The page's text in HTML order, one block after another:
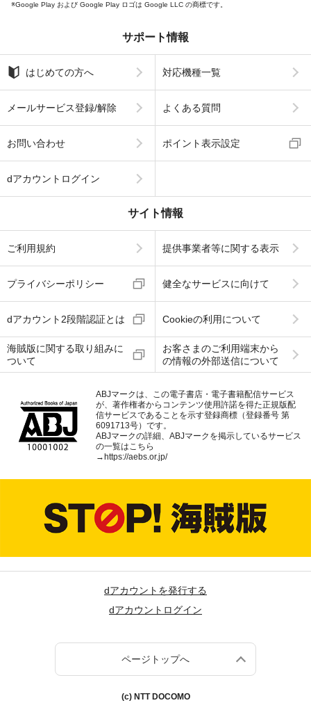
Google Play および Google Play ロゴは Google LLC の商標です。
サポート情報
はじめての方へ 対応機種一覧
メールサービス登録/解除 よくある質問
お問い合わせ ポイント表示設定
dアカウントログイン
サイト情報
ご利用規約 提供事業者等に関する表示
プライバシーポリシー 健全なサービスに向けて
dアカウント2段階認証とは Cookieの利用について
海賊版に関する取り組みに
ついて
お客さまのご利用端末から
の情報の外部送信について
ABJマークは、この電子書店・電子書籍配信サービス
が、著作権者からコンテンツ使用許諾を得た正規版配
信サービスであることを示す登録商標（登録番号 第
6091713号）です。
ABJマークの詳細、ABJマークを掲示しているサービス
の一覧はこちら
→ https://aebs.or.jp/
dアカウントを発行する
dアカウントログイン
ページトップへ
(c) NTT DOCOMO